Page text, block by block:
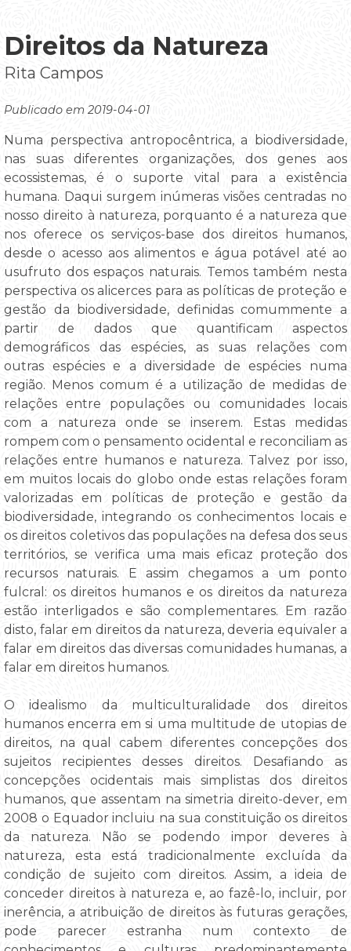
Direitos da Natureza
Rita Campos
Publicado em 2019-04-01
Numa perspectiva antropocêntrica, a biodiversidade,
nas suas diferentes organizações, dos genes aos
ecossistemas, é o suporte vital para a existência
humana. Daqui surgem inúmeras visões centradas no
nosso direito à natureza, porquanto é a natureza que
nos oferece os serviços-base dos direitos humanos,
desde o acesso aos alimentos e água potável até ao
usufruto dos espaços naturais. Temos também nesta
perspectiva os alicerces para as políticas de proteção e
gestão da biodiversidade, definidas comummente a
partir de dados que quantificam aspectos
demográficos das espécies, as suas relações com
outras espécies e a diversidade de espécies numa
região. Menos comum é a utilização de medidas de
relações entre populações ou comunidades locais
com a natureza onde se inserem. Estas medidas
rompem com o pensamento ocidental e reconciliam as
relações entre humanos e natureza. Talvez por isso,
em muitos locais do globo onde estas relações foram
valorizadas em políticas de proteção e gestão da
biodiversidade, integrando os conhecimentos locais e
os direitos coletivos das populações na defesa dos seus
territórios, se verifica uma mais eficaz proteção dos
recursos naturais. E assim chegamos a um ponto
fulcral: os direitos humanos e os direitos da natureza
estão interligados e são complementares. Em razão
disto, falar em direitos da natureza, deveria equivaler a
falar em direitos das diversas comunidades humanas, a
falar em direitos humanos.
O idealismo da multiculturalidade dos direitos
humanos encerra em si uma multitude de utopias de
direitos, na qual cabem diferentes concepções dos
sujeitos recipientes desses direitos. Desafiando as
concepções ocidentais mais simplistas dos direitos
humanos, que assentam na simetria direito-dever, em
2008 o Equador incluiu na sua constituição os direitos
da natureza. Não se podendo impor deveres à
natureza, esta está tradicionalmente excluída da
condição de sujeito com direitos. Assim, a ideia de
conceder direitos à natureza e, ao fazê-lo, incluir, por
inerência, a atribuição de direitos às futuras gerações,
pode parecer estranha num contexto de